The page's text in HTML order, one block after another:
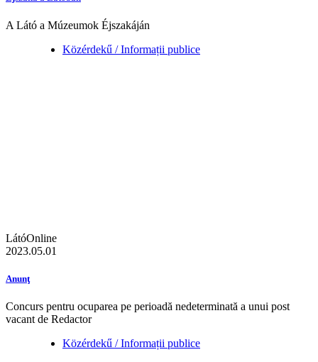
A Látó a Múzeumok Éjszakáján
Közérdekű / Informații publice
LátóOnline
2023.05.01
Anunţ
Concurs pentru ocuparea pe perioadă nedeterminată a unui post
vacant de Redactor
Közérdekű / Informații publice